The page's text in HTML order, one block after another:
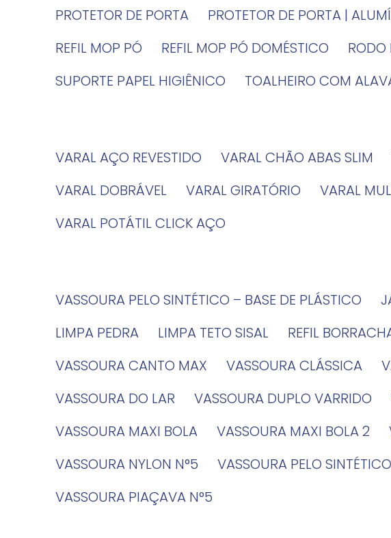
PROTETOR DE PORTA
PROTETOR DE PORTA |
REFIL MOP PÓ
REFIL MOP PÓ DOMÉSTICO
SUPORTE PAPEL HIGIÊNICO
TOALHEIRO COM
VARAL AÇO REVESTIDO
VARAL CHÃO ABAS SLIM
VARAL DOBRÁVEL
VARAL GIRATÓRIO VARAL
VARAL POTÁTIL CLICK AÇO
VASSOURA PELO SINTÉTICO – BASE DE PLÁSTICO
LIMPA PEDRA
LIMPA TETO SISAL REFIL
VASSOURA CANTO MAX
VASSOURA CLÁSSICA
VASSOURA DO LAR
VASSOURA DUPLO VARRIDO
VASSOURA MAXI BOLA
VASSOURA MAXI BOLA 2
VASSOURA NYLON N°5
VASSOURA PELO
VASSOURA PIAÇAVA N°5